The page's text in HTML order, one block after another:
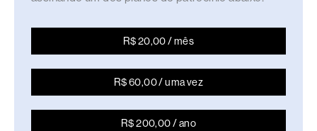
R$ 20,00 / mês
R$ 60,00 / uma vez
R$ 200,00 / ano